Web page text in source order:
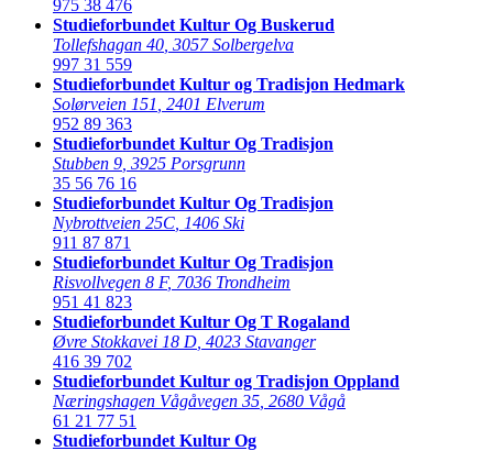
975 38 476
Studieforbundet Kultur Og Buskerud
Tollefshagan 40 3057 Solbergelva
997 31 559
Studieforbundet Kultur og Tradisjon Hedmark
Solørveien 151 2401 Elverum
952 89 363
Studieforbundet Kultur Og Tradisjon
Stubben 9 3925 Porsgrunn
35 56 76 16
Studieforbundet Kultur Og Tradisjon
Nybrottveien 25C 1406 Ski
911 87 871
Studieforbundet Kultur Og Tradisjon
Risvollvegen 8 F, 7036 Trondheim
951 41 823
Studieforbundet Kultur Og T Rogaland
Øvre Stokkavei 18 D 4023 Stavanger
416 39 702
Studieforbundet Kultur og Tradisjon Oppland
Næringshagen Vågåvegen 35 2680 Vågå
61 21 77 51
Studieforbundet Kultur Og